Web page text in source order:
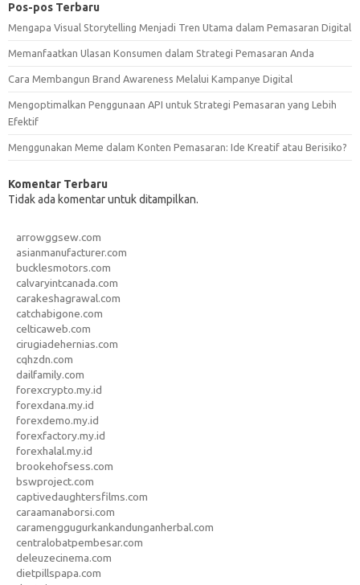
Pos-pos Terbaru
Mengapa Visual Storytelling Menjadi Tren Utama dalam Pemasaran Digital
Memanfaatkan Ulasan Konsumen dalam Strategi Pemasaran Anda
Cara Membangun Brand Awareness Melalui Kampanye Digital
Mengoptimalkan Penggunaan API untuk Strategi Pemasaran yang Lebih
Efektif
Menggunakan Meme dalam Konten Pemasaran: Ide Kreatif atau Berisiko?
Komentar Terbaru
Tidak ada komentar untuk ditampilkan.
arrowggsew.com
asianmanufacturer.com
bucklesmotors.com
calvaryintcanada.com
carakeshagrawal.com
catchabigone.com
celticaweb.com
cirugiadehernias.com
cqhzdn.com
dailfamily.com
forexcrypto.my.id
forexdana.my.id
forexdemo.my.id
forexfactory.my.id
forexhalal.my.id
brookehofsess.com
bswproject.com
captivedaughtersfilms.com
caraamanaborsi.com
caramenggugurkankandunganherbal.com
centralobatpembesar.com
deleuzecinema.com
dietpillspapa.com